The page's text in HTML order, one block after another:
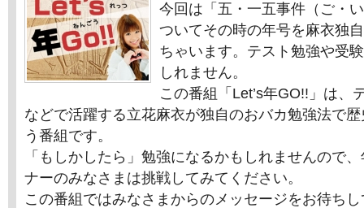
今回は「五・一五事件（ご・
ついてその時の年号を麻衣独
ちゃいます。テスト勉強や受
しれません。
この番組「Let’s年GO!!」は、
などで活躍する立花麻衣が独自のおバカ勉強法で
う番組です。
「もしかしたら」勉強になるかもしれませんので
ナーのみなさまは挑戦してみてください。
この番組ではみなさまからのメッセージをお待ち